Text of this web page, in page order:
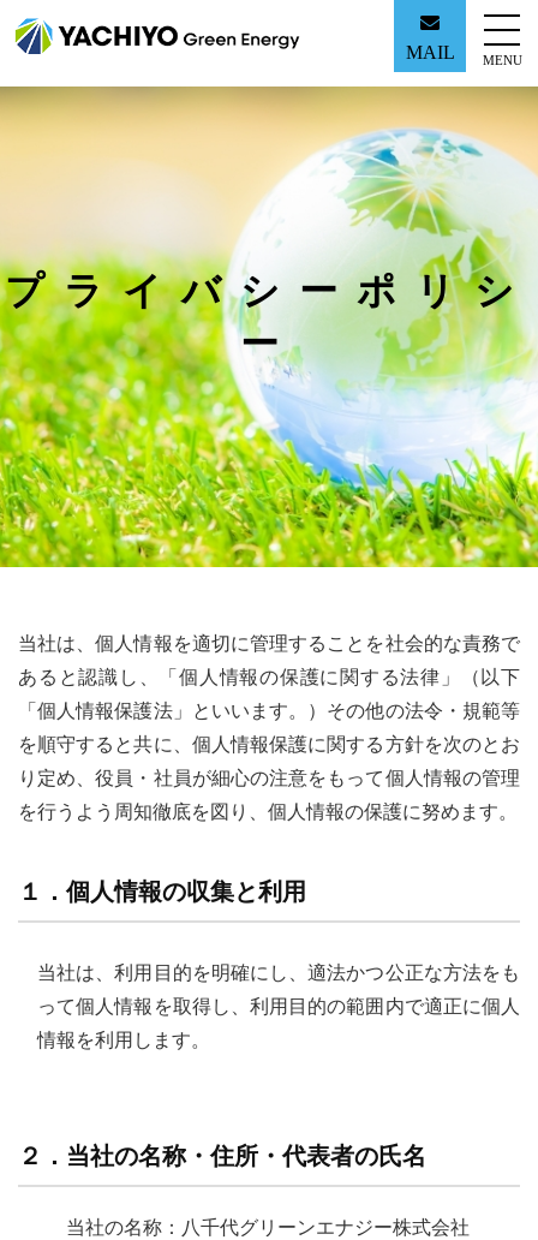
MAIL MENU
プライバシーポリシ
ー
当社は、個人情報を適切に管理することを社会的な責務で
あると認識し、「個人情報の保護に関する法律」（以下
「個人情報保護法」といいます。）その他の法令・規範等
を順守すると共に、個人情報保護に関する方針を次のとお
り定め、役員・社員が細心の注意をもって個人情報の管理
を行うよう周知徹底を図り、個人情報の保護に努めます。
１．個人情報の収集と利用
当社は、利用目的を明確にし、適法かつ公正な方法をも
って個人情報を取得し、利用目的の範囲内で適正に個人
情報を利用します。
２．当社の名称・住所・代表者の氏名
当社の名称：八千代グリーンエナジー株式会社